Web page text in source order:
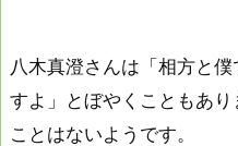
八木真澄さんは「相方と
すよ」とぼやくこともあ
ことはないようです。